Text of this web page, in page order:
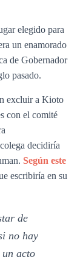
elegido para
un enamorado
de Gobernador
pasado.
excluir a Kioto
con el comité
decidiría
Según este
escribiría en su
de
no hay
acto